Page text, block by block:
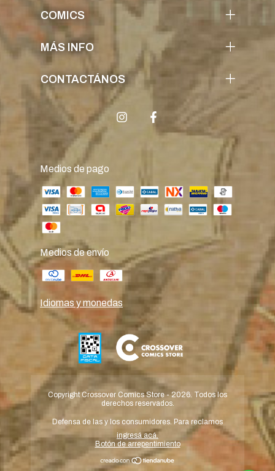
COMICS
MÁS INFO
CONTACTÁNOS
Medios de pago
Medios de envío
Idiomas y monedas
Copyright Crossover Comics Store - 2026. Todos los
derechos reservados.
Defensa de las y los consumidores. Para reclamos
ingresá acá.
Botón de arrepentimiento